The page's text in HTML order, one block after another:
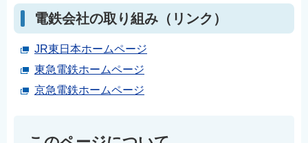
電鉄会社の取り組み（リンク）
JR東日本ホームページ
東急電鉄ホームページ
京急電鉄ホームページ